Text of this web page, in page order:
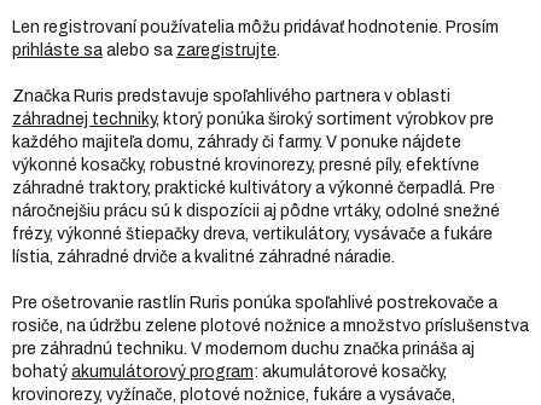
Len registrovaní používatelia môžu pridávať hodnotenie. Prosím
prihláste sa alebo sa zaregistrujte
Značka Ruris predstavuje spoľahlivého partnera v oblasti
záhradnej techniky, ktorý ponúka široký sortiment výrobkov pre
každého majiteľa domu, záhrady či farmy. V ponuke nájdete
výkonné kosačky, robustné krovinorezy, presné píly, efektívne
záhradné traktory, praktické kultivátory a výkonné čerpadlá. Pre
náročnejšiu prácu sú k dispozícii aj pôdne vrtáky, odolné snežné
frézy, výkonné štiepačky dreva, vertikulátory, vysávače a fukáre
lístia, záhradné drviče a kvalitné záhradné náradie.
Pre ošetrovanie rastlín Ruris ponúka spoľahlivé postrekovače a
rosiče, na údržbu zelene plotové nožnice a množstvo príslušenstva
pre záhradnú techniku. V modernom duchu značka prináša aj
bohatý akumulátorový program: akumulátorové kosačky,
krovinorezy, vyžínače, plotové nožnice, fukáre a vysávače,